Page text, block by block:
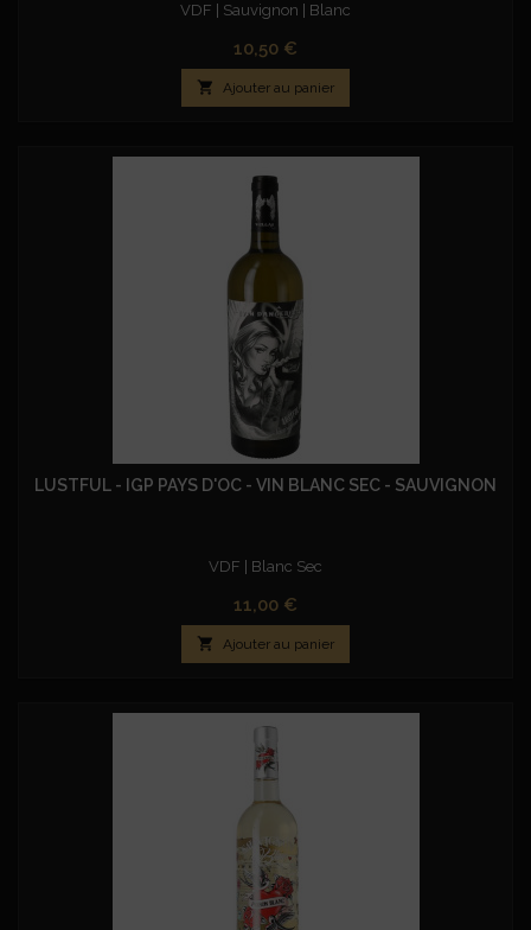
VDF | Sauvignon | Blanc
Prix
10,50 €
 Ajouter au panier
LUSTFUL - IGP PAYS D'OC - VIN BLANC SEC - SAUVIGNON
VDF | Blanc Sec
Prix
11,00 €
 Ajouter au panier